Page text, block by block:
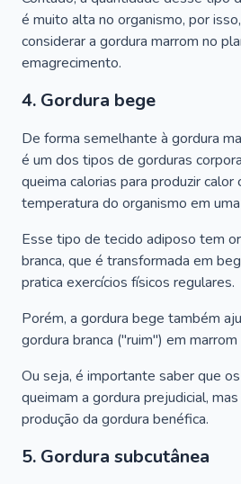
é muito alta no organismo, por
considerar a gordura marrom no
emagrecimento.
4. Gordura bege
De forma semelhante à gordura
é um dos tipos de gorduras
queima calorias para produzir calor
temperatura do organismo em
Esse tipo de tecido adiposo tem
branca, que é transformada em
pratica exercícios físicos regulares.
Porém, a gordura bege também
gordura branca ("ruim") em
Ou seja, é importante saber que
queimam a gordura prejudicial,
produção da gordura benéfica.
5. Gordura subcutânea